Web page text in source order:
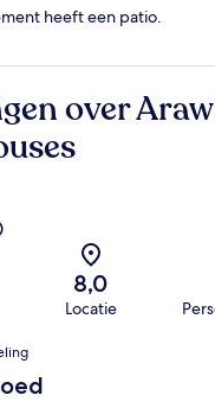
heeft een patio.
over
8,0
Locatie